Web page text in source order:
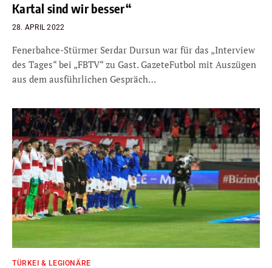
Kartal sind wir besser“
28. APRIL 2022
Fenerbahce-Stürmer Serdar Dursun war für das „Interview
des Tages“ bei „FBTV“ zu Gast. GazeteFutbol mit Auszügen
aus dem ausführlichen Gespräch…
TÜRKEI & LEGIONÄRE